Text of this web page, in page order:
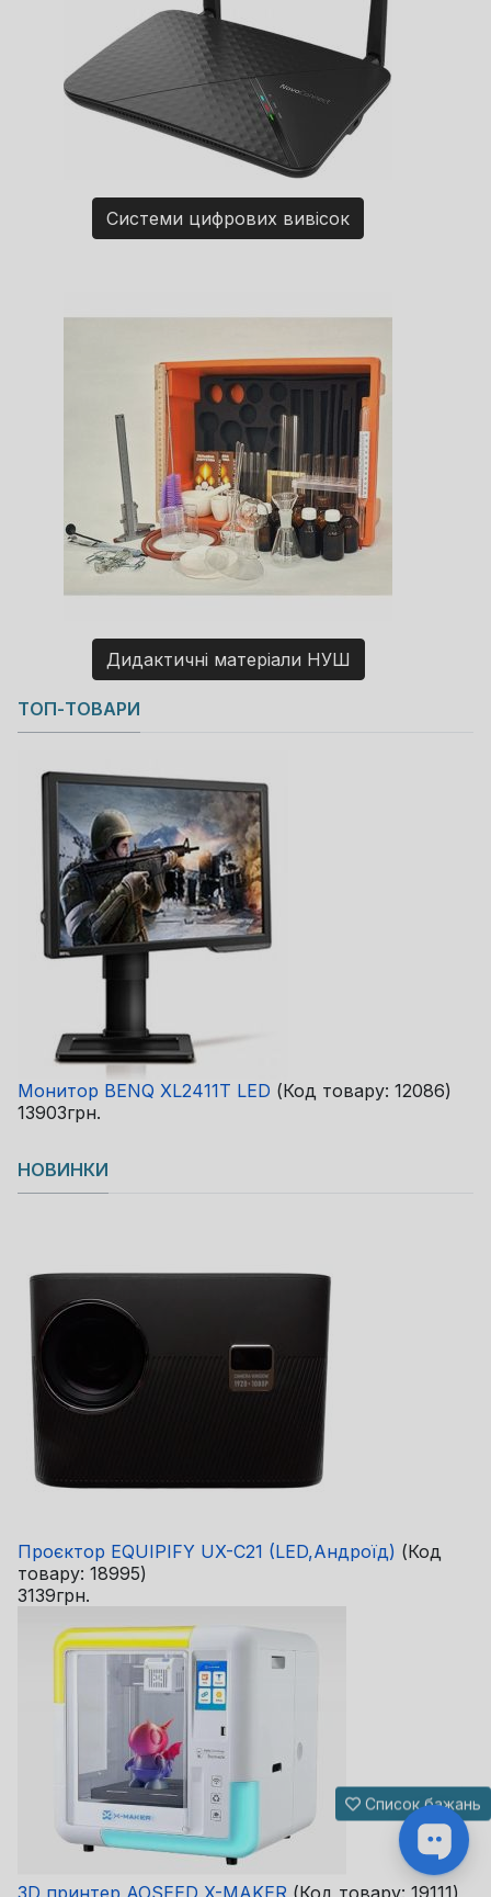
Системи цифрових вивісок
Дидактичні матеріали НУШ
Copyright MAXXmarketing GmbH
JoomShopping Download & Support
ТОП-ТОВАРИ
Монитор BENQ XL2411T LED (Код товару: 12086)
13903грн.
НОВИНКИ
Проєктор EQUIPIFY UX-C21 (LED,Андроїд) (Код
товару: 18995)
3139грн.
3D принтер AOSEED X-MAKER (Код товару: 19111)
Список бажань